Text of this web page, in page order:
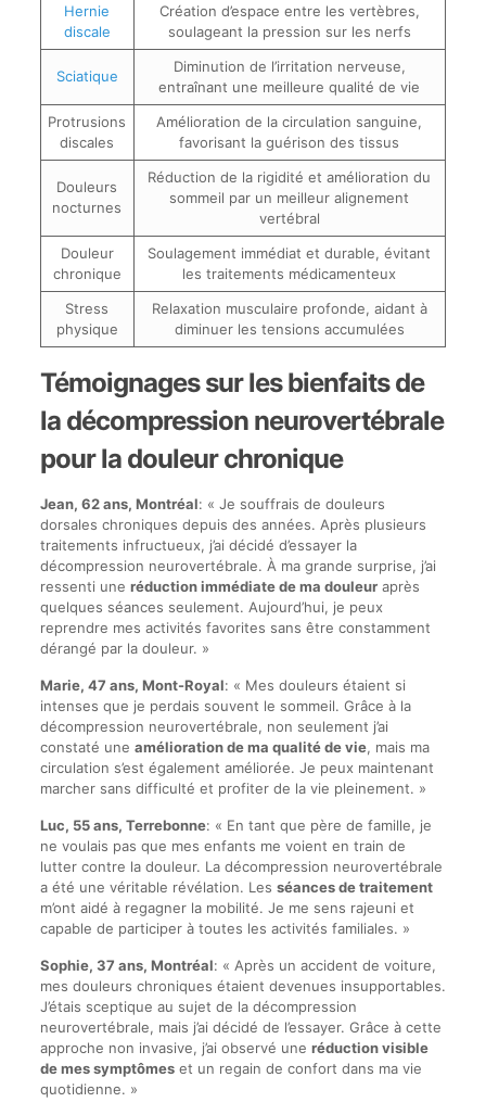
Hernie
discale
Création d’espace entre les vertèbres,
soulageant la pression sur les nerfs
Sciatique
Diminution de l’irritation nerveuse,
entraînant une meilleure qualité de vie
Protrusions
discales
Amélioration de la circulation sanguine,
favorisant la guérison des tissus
Douleurs
nocturnes
Réduction de la rigidité et amélioration du
sommeil par un meilleur alignement
vertébral
Douleur
chronique
Soulagement immédiat et durable, évitant
les traitements médicamenteux
Stress
physique
Relaxation musculaire profonde, aidant à
diminuer les tensions accumulées
Témoignages sur les bienfaits de
la décompression neurovertébrale
pour la douleur chronique
Jean, 62 ans, Montréal: « Je souffrais de douleurs
dorsales chroniques depuis des années. Après plusieurs
traitements infructueux, j’ai décidé d’essayer la
décompression neurovertébrale. À ma grande surprise, j’ai
ressenti une réduction immédiate de ma douleuraprès
quelques séances seulement. Aujourd’hui, je peux
reprendre mes activités favorites sans être constamment
dérangé par la douleur. »
Marie, 47 ans, Mont-Royal: « Mes douleurs étaient si
intenses que je perdais souvent le sommeil. Grâce à la
décompression neurovertébrale, non seulement j’ai
constaté une amélioration de ma qualité de vie, mais ma
circulation s’est également améliorée. Je peux maintenant
marcher sans difficulté et profiter de la vie pleinement. »
Luc, 55 ans, Terrebonne: « En tant que père de famille, je
ne voulais pas que mes enfants me voient en train de
lutter contre la douleur. La décompression neurovertébrale
a été une véritable révélation. Les séances de traitement
m’ont aidé à regagner la mobilité. Je me sens rajeuni et
capable de participer à toutes les activités familiales. »
Sophie, 37 ans, Montréal: « Après un accident de voiture,
mes douleurs chroniques étaient devenues insupportables.
J’étais sceptique au sujet de la décompression
neurovertébrale, mais j’ai décidé de l’essayer. Grâce à cette
approche non invasive, j’ai observé une réduction visible
de mes symptômeset un regain de confort dans ma vie
quotidienne. »